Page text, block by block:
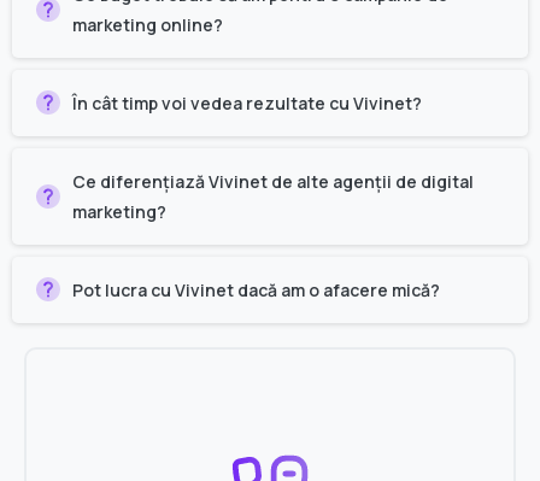
marketing online?
În cât timp voi vedea rezultate cu Vivinet?
Ce diferențiază Vivinet de alte agenții de digital
marketing?
Pot lucra cu Vivinet dacă am o afacere mică?